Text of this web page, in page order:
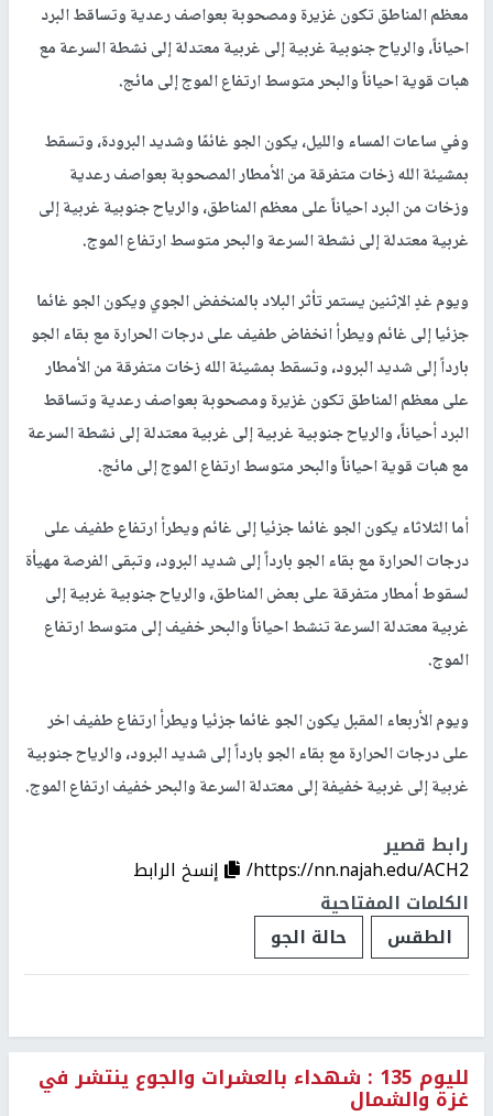
معظم المناطق تكون غزيرة ومصحوبة بعواصف رعدية وتساقط البرد
احياناً، والرياح جنوبية غربية إلى غربية معتدلة إلى نشطة السرعة مع
هبات قوية احياناً والبحر متوسط ارتفاع الموج إلى مائج.
وفي ساعات المساء والليل، يكون الجو غائمًا وشديد البرودة، وتسقط
بمشيئة الله زخات متفرقة من الأمطار المصحوبة بعواصف رعدية
وزخات من البرد احياناً على معظم المناطق، والرياح جنوبية غربية إلى
غربية معتدلة إلى نشطة السرعة والبحر متوسط ارتفاع الموج.
ويوم غدٍ الإثنين يستمر تأثر البلاد بالمنخفض الجوي ويكون الجو غائما
جزئيا إلى غائم ويطرأ انخفاض طفيف على درجات الحرارة مع بقاء الجو
بارداً إلى شديد البرود، وتسقط بمشيئة الله زخات متفرقة من الأمطار
على معظم المناطق تكون غزيرة ومصحوبة بعواصف رعدية وتساقط
البرد أحياناً، والرياح جنوبية غربية إلى غربية معتدلة إلى نشطة السرعة
مع هبات قوية احياناً والبحر متوسط ارتفاع الموج إلى مائج.
أما الثلاثاء يكون الجو غائما جزئيا إلى غائم ويطرأ ارتفاع طفيف على
درجات الحرارة مع بقاء الجو بارداً إلى شديد البرود، وتبقى الفرصة مهيأة
لسقوط أمطار متفرقة على بعض المناطق، والرياح جنوبية غربية إلى
غربية معتدلة السرعة تنشط احياناً والبحر خفيف إلى متوسط ارتفاع
الموج.
ويوم الأربعاء المقبل يكون الجو غائما جزئيا ويطرأ ارتفاع طفيف اخر
على درجات الحرارة مع بقاء الجو بارداً إلى شديد البرود، والرياح جنوبية
غربية إلى غربية خفيفة إلى معتدلة السرعة والبحر خفيف ارتفاع الموج.
رابط قصير
https://nn.najah.edu/ACH2/
إنسخ الرابط
الكلمات المفتاحية
الطقس
حالة الجو
لليوم 135 : شهداء بالعشرات والجوع ينتشر في
غزة والشمال